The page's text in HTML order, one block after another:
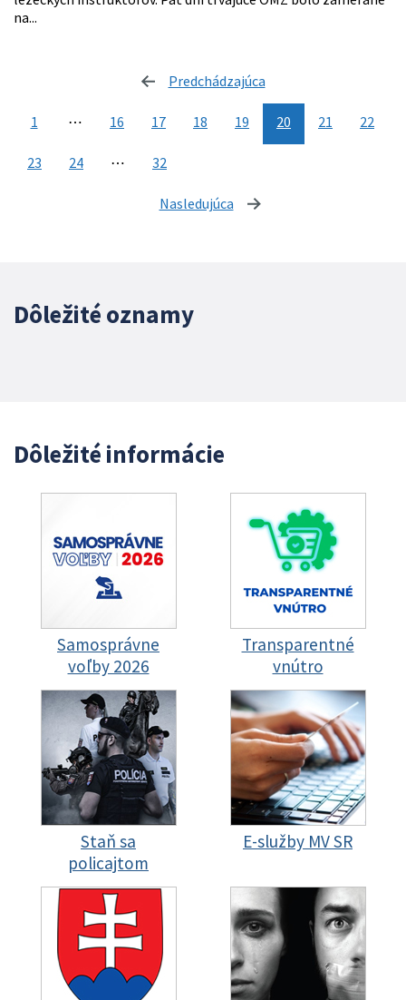
na...
Predchádzajúca
1 ⋯ 16 17 18 19 20 21 22
23 24 ⋯ 32
Nasledujúca stránka
Dôležité oznamy
Dôležité informácie
Samosprávne
voľby 2026
Transparentné
vnútro
Staň sa
policajtom
E-služby MV SR